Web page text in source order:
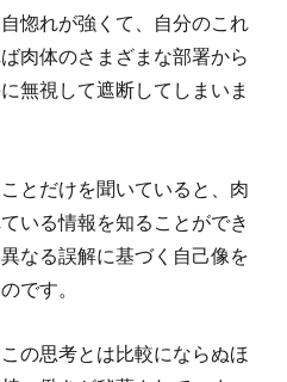
惚れが強くて、自分のこれ
肉体のさまざまな部署から
無視して遮断してしまいま
とだけを聞いていると、肉
いる情報を知ることができ
なる誤解に基づく自己像を
です。
の思考とは比較にならぬほ